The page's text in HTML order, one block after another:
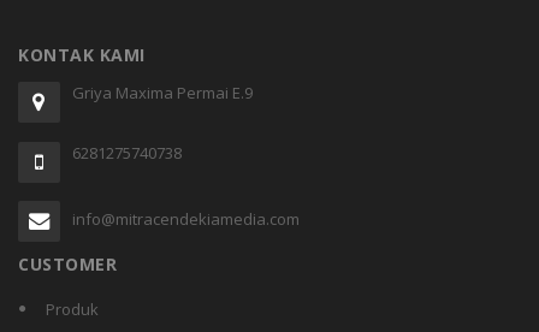
KONTAK KAMI
Griya Maxima Permai E.9
6281275740738
info@mitracendekiamedia.com
CUSTOMER
Produk